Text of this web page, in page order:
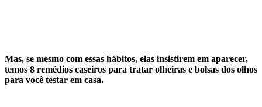
Mas, se mesmo com essas hábitos, elas insistirem em aparecer,
temos 8 remédios caseiros para tratar olheiras e bolsas dos olhos
para você testar em casa.